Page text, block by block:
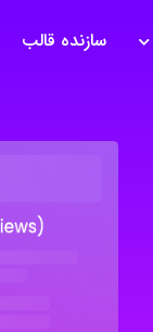
سازنده قالب